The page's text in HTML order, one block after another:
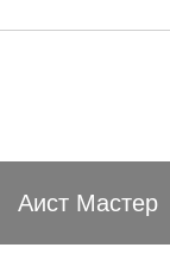
Аист Мастер